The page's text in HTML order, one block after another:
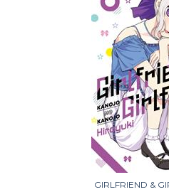
GIRLFRIEND &